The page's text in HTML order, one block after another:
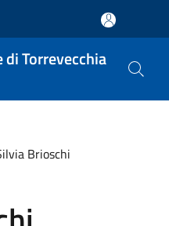
di Torrevecchia
Brioschi